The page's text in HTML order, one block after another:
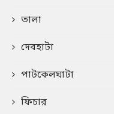
তালা
দেবহাটা
পাটকেলঘাটা
ফিচার